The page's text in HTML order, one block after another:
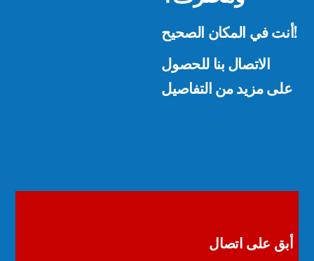
أنت في المكان الصحيح!
الاتصال بنا للحصول
على مزيد من التفاصيل
أبق على اتصال